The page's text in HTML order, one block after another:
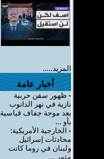
المزيد.....
أخبار عامة
- ظهور سفن حربية
نازية في نهر الدانوب
بعد موجة جفاف قياسية
بأو ...
- الخارجية الأمريكية:
محادثات إسرائيل
ولبنان في روما كانت
مثمر ...